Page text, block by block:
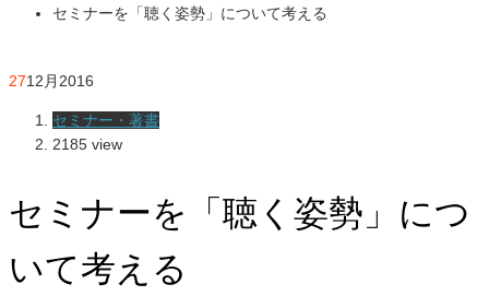
セミナーを「聴く姿勢」について考える
2712月2016
セミナー・著書
2185 view
セミナーを「聴く姿勢」につ
いて考える